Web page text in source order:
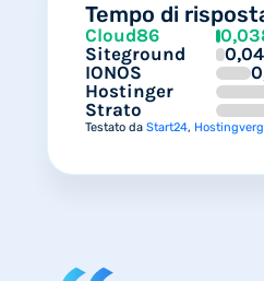
Tempo di
Cloud86
Siteground
IONOS
Hostinger
Strato
Testato da Start24,